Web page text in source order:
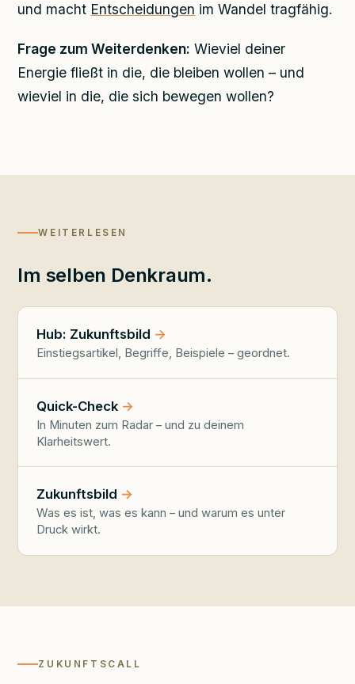
und macht Entscheidungen im Wandel tragfähig.
Frage zum Weiterdenken: Wieviel deiner
Energie fließt in die, die bleiben wollen – und
wieviel in die, die sich bewegen wollen?
WEITERLESEN
Im selben Denkraum.
Hub: Zukunftsbild
Einstiegsartikel, Begriffe, Beispiele – geordnet.
Quick-Check
In Minuten zum Radar – und zu deinem
Klarheitswert.
Zukunftsbild
Was es ist, was es kann – und warum es unter
Druck wirkt.
ZUKUNFTSCALL